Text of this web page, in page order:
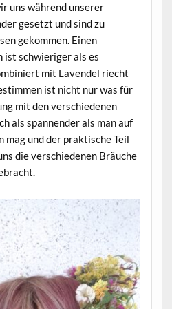
uns während unserer
gesetzt und sind zu
gekommen. Einen
ist schwieriger als es
mit Lavendel riecht
ist nicht nur was für
mit den verschiedenen
als spannender als man auf
mag und der praktische Teil
die verschiedenen Bräuche